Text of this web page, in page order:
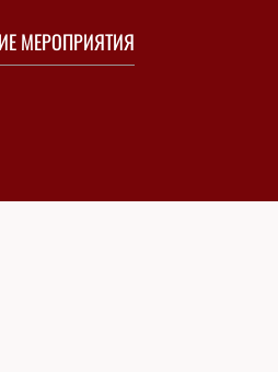
МЕРОПРИЯТИЯ